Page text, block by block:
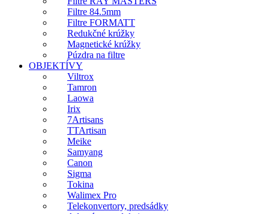
Filtre 84.5mm
Filtre FORMATT
Redukčné krúžky
Magnetické krúžky
Púzdra na filtre
OBJEKTÍVY
Viltrox
Tamron
Laowa
Irix
7Artisans
TTArtisan
Meike
Samyang
Canon
Sigma
Tokina
Walimex Pro
Telekonvertory, predsádky